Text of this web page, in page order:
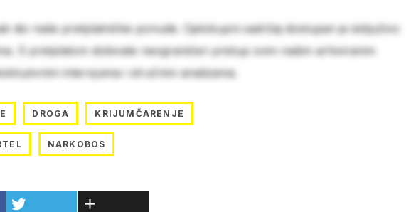
dio naše pretplatničke ponude. Cjelokupni sadržaj dostupan je isključivo
S pretplatom dobivate neograničen pristup svim našim arhiviranim
intervjuima i stručnim analizama.
DROGA KRIJUMČARENJE
NARKOBOS